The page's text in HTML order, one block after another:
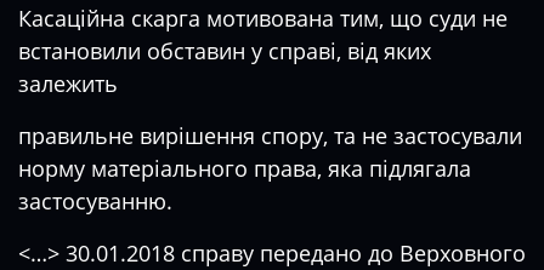
Касаційна скарга мотивована тим, що суди не
встановили обставин у справі, від яких
залежить
правильне вирішення спору, та не застосували
норму матеріального права, яка підлягала
застосуванню.
<…> 30.01.2018 справу передано до Верховного